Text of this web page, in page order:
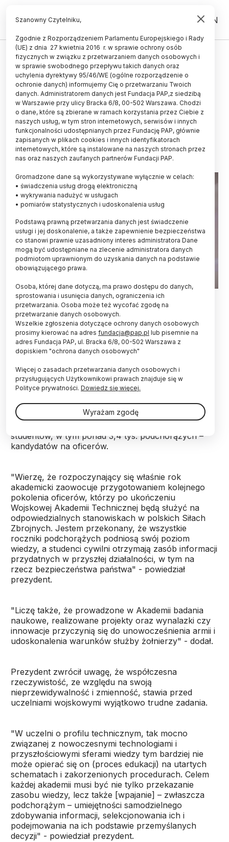
PL EN
UCZELNIE I INSTYTUCJE
Prezydent Duda: rzeczywistość
stawia przed uczelniami
wojskowymi wyjątkowo trudne
zadania
02.10.2024
aktualizacja: 02.10.2024
3 minuty czytania
02.10.2024. Prezydent Andrzej Duda podczas inauguracji roku
akademickiego 2024/2025 w Wojskowej Akademii Technicznej
w Warszawie. PAP/Marcin Obara
Rzeczywistość stawia przed uczelniami
wojskowymi wyjątkowo trudne zadania -
powiedział w środę prezydent Andrzej Duda
w Wojskowej Akademii Technicznej. WAT w
sposób szczególny powinna być nastawiona na
podążanie z duchem czasu - akcentował Duda.
studentów, w tym ponad 3,4 tys. podchorążych –
kandydatów na oficerów.
"Wierzę, że rozpoczynający się właśnie rok
akademicki zaowocuje przygotowaniem kolejnego
pokolenia oficerów, którzy po ukończeniu
Wojskowej Akademii Technicznej będą służyć na
odpowiedzialnych stanowiskach w polskich Siłach
Zbrojnych. Jestem przekonany, że wszystkie
roczniki podchorążych podniosą swój poziom
wiedzy, a studenci cywilni otrzymają zasób informacji
przydatnych w przyszłej działalności, w tym na
rzecz bezpieczeństwa państwa" - powiedział
prezydent.
"Liczę także, że prowadzone w Akademii badania
naukowe, realizowane projekty oraz wynalazki czy
innowacje przyczynią się do unowocześnienia armii i
udoskonalenia warunków służby żołnierzy" - dodał.
Prezydent zwrócił uwagę, że współczesna
rzeczywistość, ze względu na swoją
nieprzewidywalność i zmienność, stawia przed
uczelniami wojskowymi wyjątkowo trudne zadania.
"W uczelni o profilu technicznym, tak mocno
związanej z nowoczesnymi technologiami i
przyszłościowymi sferami wiedzy tym bardziej nie
może opierać się on (proces edukacji) na utartych
schematach i zakorzenionych procedurach. Celem
każdej akademii musi być nie tylko przekazanie
zasobu wiedzy, lecz także [wpajanie] – zwłaszcza
podchorążym – umiejętności samodzielnego
zdobywania informacji, selekcjonowania ich i
podejmowania na ich podstawie przemyślanych
decyzji" - powiedział prezydent.
Szanowny Czytelniku,
Zgodnie z Rozporządzeniem Parlamentu Europejskiego i Rady
(UE) z dnia 27 kwietnia 2016 r. w sprawie ochrony osób
fizycznych w związku z przetwarzaniem danych osobowych i
w sprawie swobodnego przepływu takich danych oraz
uchylenia dyrektywy 95/46/WE (ogólne rozporządzenie o
ochronie danych) informujemy Cię o przetwarzaniu Twoich
danych. Administratorem danych jest Fundacja PAP,z siedzibą
w Warszawie przy ulicy Bracka 6/8, 00-502 Warszawa. Chodzi
o dane, które są zbierane w ramach korzystania przez Ciebie z
naszych usług, w tym stron internetowych, serwisów i innych
funkcjonalności udostępnianych przez Fundację PAP, głównie
zapisanych w plikach cookies i innych identyfikatorach
internetowych, które są instalowane na naszych stronach przez
nas oraz naszych zaufanych partnerów Fundacji PAP.
Gromadzone dane są wykorzystywane wyłącznie w celach:
• świadczenia usług drogą elektroniczną
• wykrywania nadużyć w usługach
• pomiarów statystycznych i udoskonalenia usług
Podstawą prawną przetwarzania danych jest świadczenie
usługi i jej doskonalenie, a także zapewnienie bezpieczeństwa
co stanowi prawnie uzasadniony interes administratora Dane
mogą być udostępniane na zlecenie administratora danych
podmiotom uprawnionym do uzyskania danych na podstawie
obowiązującego prawa.
Osoba, której dane dotyczą, ma prawo dostępu do danych,
sprostowania i usunięcia danych, ograniczenia ich
przetwarzania. Osoba może też wycofać zgodę na
przetwarzanie danych osobowych.
Wszelkie zgłoszenia dotyczące ochrony danych osobowych
prosimy kierować na adres fundacja@pap.pl lub pisemnie na
adres Fundacja PAP, ul. Bracka 6/8, 00-502 Warszawa z
dopiskiem "ochrona danych osobowych"
Więcej o zasadach przetwarzania danych osobowych i
przysługujących Użytkownikowi prawach znajduje się w
Polityce prywatności. Dowiedz się więcej.
Wyrażam zgodę